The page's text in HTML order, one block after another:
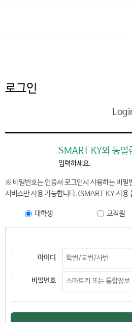
건
대
교
메로그인
SMART KY와 동일
입력하세요.
※ 비밀번호는 인증서 로그인시 사용하는 비밀
서비스만 사용 가능합니다.(SMART KY 사용
대학생 교직원
아이디
비밀번호